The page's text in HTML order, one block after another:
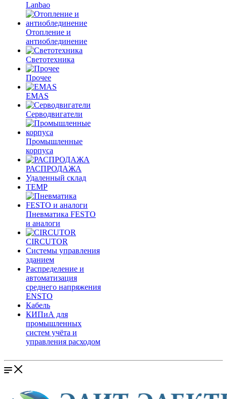
Lanbao
Отопление и
антиоблединение
Светотехника
Прочее
EMAS
Cерводвигатели
Промышленные
корпуса
РАСПРОДАЖА
Удаленный склад
TEMP
Пневматика FESTO
и аналоги
CIRCUTOR
Системы управления
зданием
Распределение и
автоматизация
среднего напряжения
ENSTO
Кабель
КИПиА для
промышленных
систем учёта и
управления расходом